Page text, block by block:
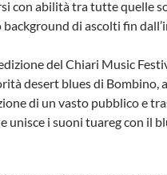
con abilità tra tutte quelle
di ascolti fin
del Chiari Music
desert blues di Bombino,
di un vasto pubblico e
unisce i suoni tuareg con il